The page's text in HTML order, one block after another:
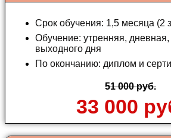
Срок обучения: 1,5 месяца (2
Обучение: утренняя, дневная,
выходного дня
По окончанию: диплом и
51 000 руб.
33 000